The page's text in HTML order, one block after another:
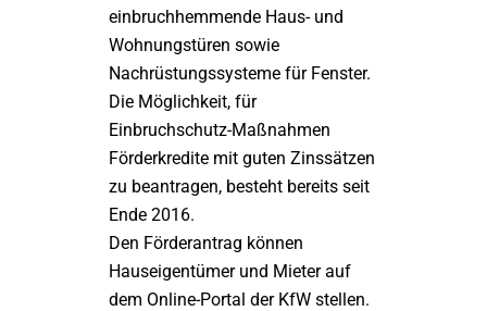
einbruchhemmende Haus- und
Wohnungstüren sowie
Nachrüstungssysteme für Fenster.
Die Möglichkeit, für
Einbruchschutz-Maßnahmen
Förderkredite mit guten Zinssätzen
zu beantragen, besteht bereits seit
Ende 2016.
Den Förderantrag können
Hauseigentümer und Mieter auf
dem Online-Portal der KfW stellen.